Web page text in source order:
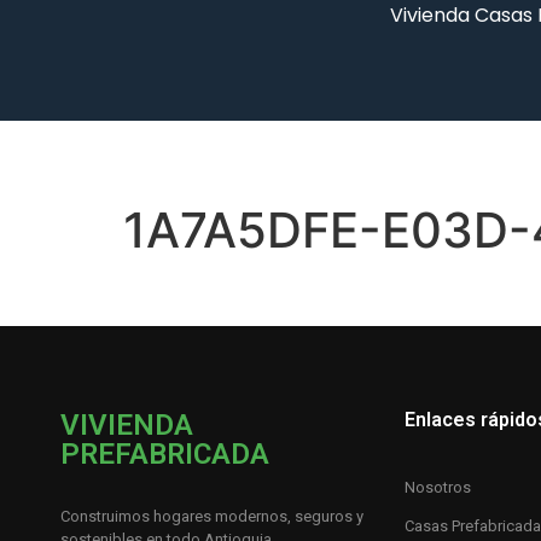
Vivienda
1A7A5DFE-
VIVIENDA
PREFABRICADA
Construimos hogares modernos, seguros y
Enlaces
Nosotros
Casas